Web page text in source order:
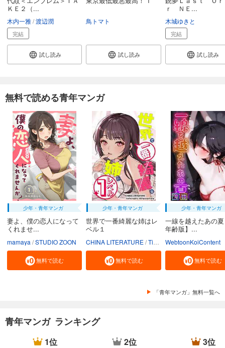
ＫＥ２（...
木内一雅 渡辺潤
完結
試し読み
鳥トマト
試し読み
ｒ ＮＥ...
木城ゆきと
完結
試し読み
無料で読める青年マンガ
少年・青年マンガ
妻よ、僕の恋人になって
くれませ...
mamaya STUDIO ZOON
無料で読む
少年・青年マンガ
世界で一番綺麗な姉はレ
ベル１
CHINA LITERATURE Tiankongshu Mangongchang
無料で読む
少年・青年マンガ
一線を越えたあの
年齢版】...
WebtoonKoiContent
無料で読む
「青年マンガ」無料一覧へ
青年マンガ ランキング
1位 2位 3位